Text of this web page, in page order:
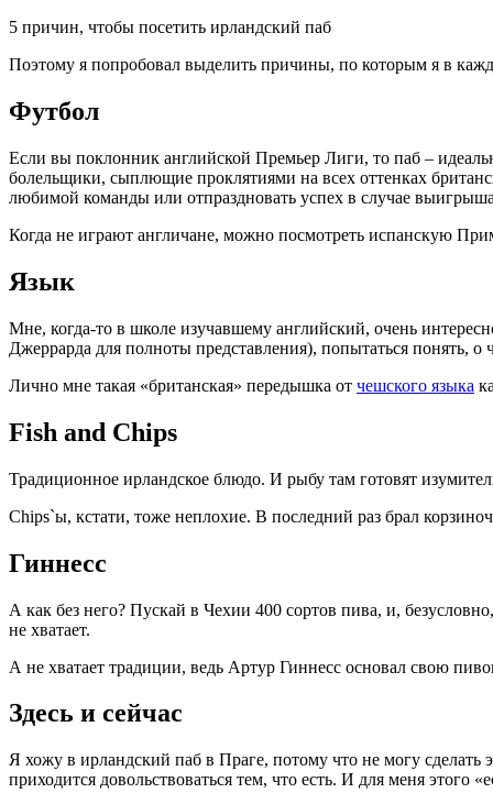
5 причин, чтобы посетить ирландский паб
Поэтому я попробовал выделить причины, по которым я в
Футбол
Если вы поклонник английской Премьер Лиги, то паб –
болельщики, сыплющие проклятиями на всех оттенках
любимой команды или отпраздновать успех в случае
Когда не играют англичане, можно посмотреть испанскую
Язык
Мне, когда-то в школе изучавшему английский, очень
Джеррарда для полноты представления), попытаться понять,
Лично мне такая «британская» передышка от чешского языка
Fish and Chips
Традиционное ирландское блюдо. И рыбу там готовят
Chips`ы, кстати, тоже неплохие. В последний раз брал
Гиннесс
А как без него? Пускай в Чехии 400 сортов пива, и,
не хватает.
А не хватает традиции, ведь Артур Гиннесс основал свою
Здесь и сейчас
Я хожу в ирландский паб в Праге, потому что не могу
приходится довольствоваться тем, что есть. И для меня этого